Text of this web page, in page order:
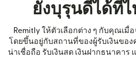
ยังบุรุนดีได้ที่ไ
Remitly ให้ตัวเลือกต่าง ๆ กับคุณเมื่
โดยขึ้นอยู่กับสถานที่ของผู้รับเงินขอ
น่าเชื่อถือ รับเงินสด เงินฝากธนาคาร